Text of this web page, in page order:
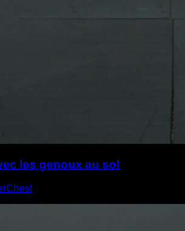
les genoux au sol